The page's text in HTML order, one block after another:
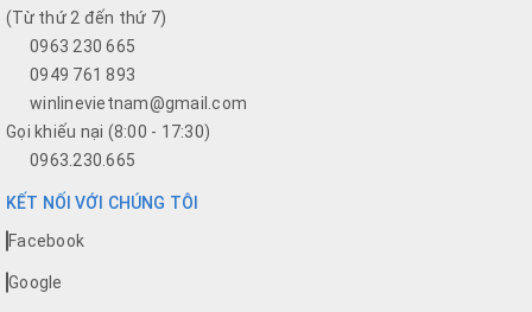
(Từ thứ 2 đến thứ 7)
0963 230 665
0949 761 893
winlinevietnam@gmail.com
Gọi khiếu nại (8:00 - 17:30)
0963.230.665
KẾT NỐI VỚI CHÚNG TÔI
Facebook
Google